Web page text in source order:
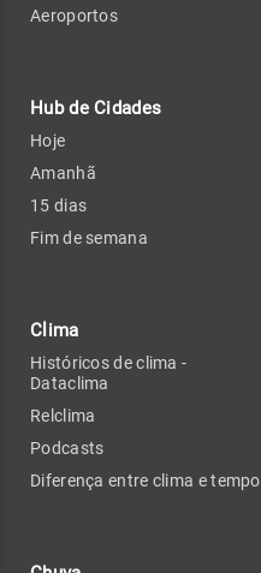
Aeroportos
Hub de Cidades
Hoje
Amanhã
15 dias
Fim de semana
Clima
Históricos de clima -
Dataclima
Relclima
Podcasts
Diferença entre clima e tempo